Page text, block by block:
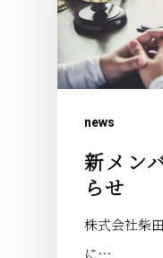
news
新メン
らせ
株式会社柴
に…